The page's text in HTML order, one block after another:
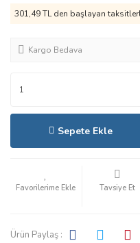
301,49 TL den başlayan
Kargo Bedava
Sepete Ekle
Tavsiye Et
Ürün Paylaş :